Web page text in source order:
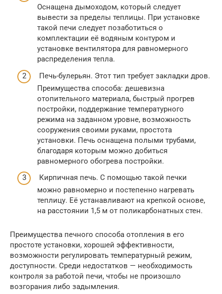
Оснащена дымоходом, который следует
вывести за пределы теплицы. При установке
такой печи следует позаботиться о
комплектации её водяным контуром и
установке вентилятора для равномерного
распределения тепла.
Печь-булерьян. Этот тип требует закладки дров.
Преимущества способа: дешевизна
отопительного материала, быстрый прогрев
постройки, поддержание температурного
режима на заданном уровне, возможность
сооружения своими руками, простота
установки. Печь оснащена полыми трубами,
благодаря которым можно добиться
равномерного обогрева постройки.
Кирпичная печь. С помощью такой печки
можно равномерно и постепенно нагревать
теплицу. Её устанавливают на крепкой основе,
на расстоянии 1,5 м от поликарбонатных стен.
Преимущества печного способа отопления в его
простоте установки, хорошей эффективности,
возможности регулировать температурный режим,
доступности. Среди недостатков — необходимость
контроля за работой печи, чтобы не произошло
возгорания либо задымления.